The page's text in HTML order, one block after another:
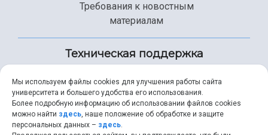
Требования к новостным
материалам
Техническая поддержка
+7 (846) 267-49-99
Мы используем файлы cookies для улучшения работы сайта
университета и большего удобства его использования.
Более подробную информацию об использовании файлов cookies
можно найти здесь, наше положение об обработке и защите
персональных данных – здесь.